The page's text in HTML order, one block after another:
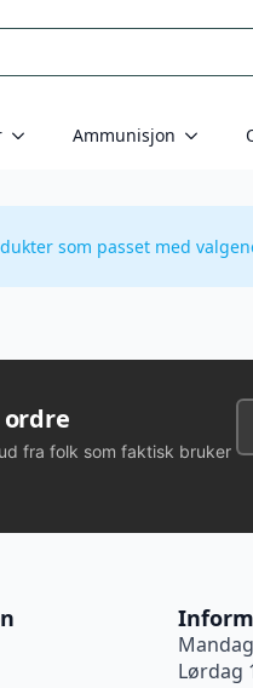
Ammunisjon
som passet med
fra folk som faktisk bruker
Lørdag